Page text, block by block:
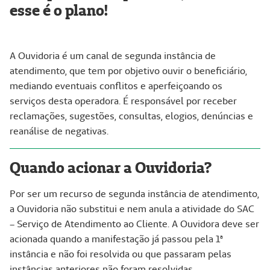
esse é o plano!
A Ouvidoria é um canal de segunda instância de
atendimento, que tem por objetivo ouvir o beneficiário,
mediando eventuais conflitos e aperfeiçoando os
serviços desta operadora. É responsável por receber
reclamações, sugestões, consultas, elogios, denúncias e
reanálise de negativas.
Quando acionar a Ouvidoria?
Por ser um recurso de segunda instância de atendimento,
a Ouvidoria não substitui e nem anula a atividade do SAC
– Serviço de Atendimento ao Cliente. A Ouvidora deve ser
acionada quando a manifestação já passou pela 1ª
instância e não foi resolvida ou que passaram pelas